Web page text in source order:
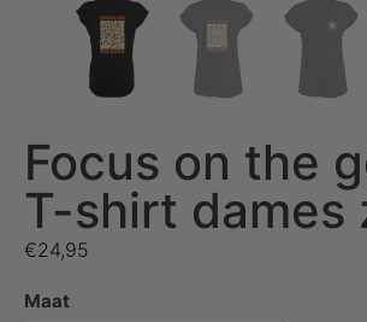
Focus on the
T-shirt dames
€24,95
Maat